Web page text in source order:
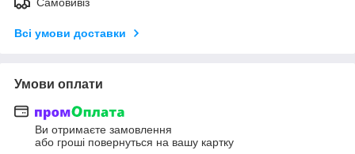
Всі умови доставки
Умови оплати
Ви отримаєте замовлення
або гроші повернуться на вашу картку